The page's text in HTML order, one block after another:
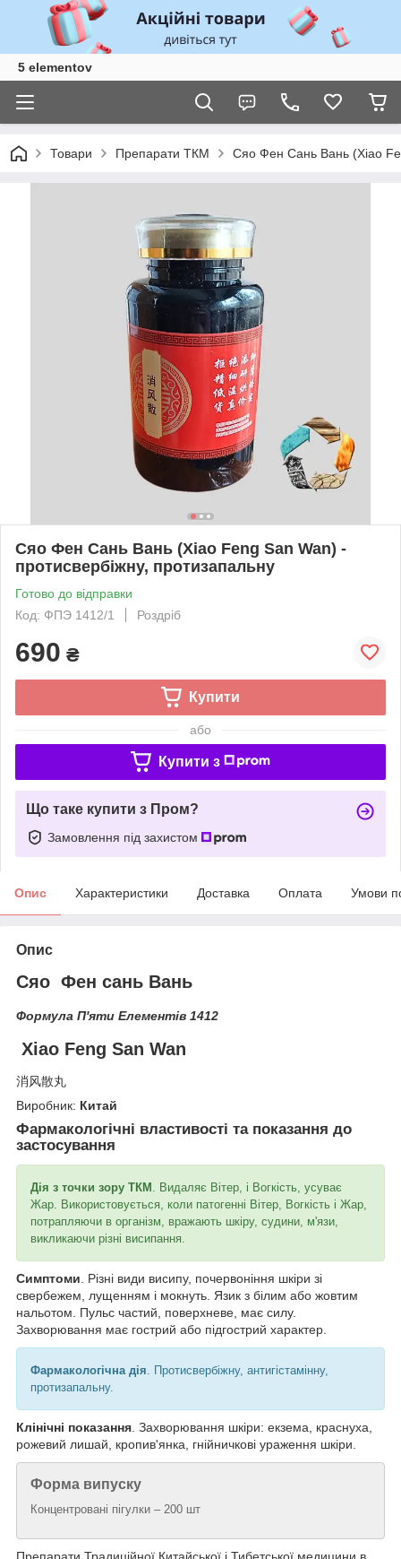
5 elementov
Товари Препарати ТКМ Сяо Фен Сань Вань (Xiao
Сяо Фен Сань Вань (Xiao Feng San Wan) -
протисвербіжну, протизапальну
Готово до відправки
Код: ФПЭ 1412/1
Роздріб
690 ₴
Купити
або
Купити з
Що таке купити з Пром?
Замовлення під захистом
Опис Характеристики Доставка Оплата Умови
Опис
Сяо Фен сань Вань
Формула П'яти Елементів 1412
Xiao Feng San Wan
消风散丸
Виробник: Китай
Фармакологічні властивості та показання до
застосування
Дія з точки зору ТКМ . Видаляє Вітер, і Вогкість, усуває
Жар. Використовується, коли патогенні Вітер, Вогкість і Жар,
потрапляючи в організм, вражають шкіру, судини, м'язи,
викликаючи різні висипання.
Симптоми . Різні види висипу, почервоніння шкіри зі
свербежем, лущенням і мокнуть. Язик з білим або жовтим
нальотом. Пульс частий, поверхневе, має силу.
Захворювання має гострий або підгострий характер.
Фармакологічна дія . Протисвербіжну, антигістамінну,
протизапальну.
Клінічні показання . Захворювання шкіри: екзема, краснуха,
рожевий лишай, кропив'янка, гнійничкові ураження шкіри.
Форма випуску
Концентровані пігулки – 200 шт